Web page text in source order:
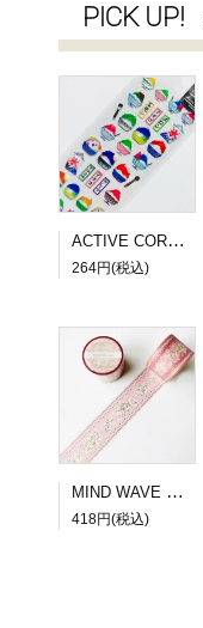
PICK UP!
ACTIVE CORPORATION 夏柄ドロップシール かき氷
264円(税込)
MIND WAVE SUGARIA tape Classy 30mm幅３
418円(税込)